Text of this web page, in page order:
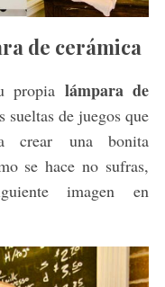
de cerámica
propia lámpara de
sueltas de juegos que
crear una bonita
se hace no sufras,
imagen en